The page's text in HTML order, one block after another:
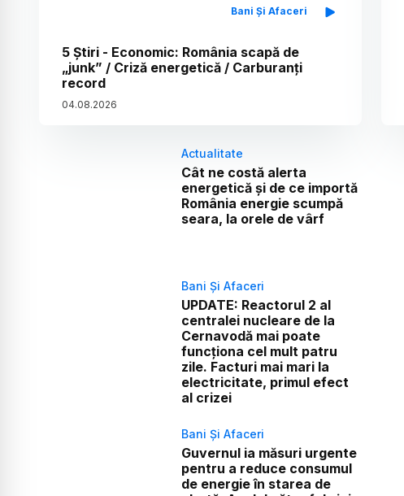
Bani Și Afaceri
5 Știri - Economic: România scapă de
„junk” / Criză energetică / Carburanți
record
04.08.2026
Actualitate
Cât ne costă alerta
energetică și de ce importă
România energie scumpă
seara, la orele de vârf
Bani Și Afaceri
UPDATE: Reactorul 2 al
centralei nucleare de la
Cernavodă mai poate
funcționa cel mult patru
zile. Facturi mai mari la
electricitate, primul efect
al crizei
Bani Și Afaceri
Guvernul ia măsuri urgente
pentru a reduce consumul
de energie în starea de